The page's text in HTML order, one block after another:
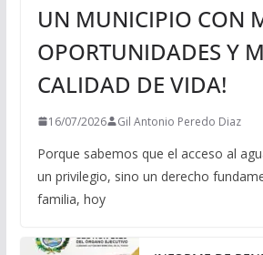
UN MUNICIPIO CON
OPORTUNIDADES Y
CALIDAD DE VIDA!
16/07/2026 Gil Antonio Peredo Diaz
Porque sabemos que el acceso al
un privilegio, sino un derecho
familia, hoy